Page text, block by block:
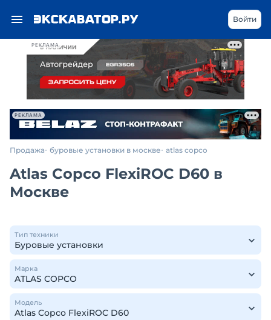
РЕКЛАМА
Войти
РЕКЛАМА
Продажа буровые установки в москве atlas copco
Atlas Copco FlexiROC D60 в
Москве
Тип техники
Марка
Модель